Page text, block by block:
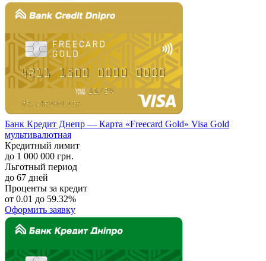
Банк Кредит Днепр — Карта «Freecard Gold» Visa Gold
мультивалютная
Кредитный лимит
до 1 000 000 грн.
Льготный период
до 67 дней
Проценты за кредит
от 0.01 до 59.32%
Оформить заявку